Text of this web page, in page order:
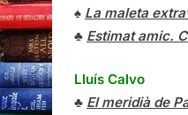
♠ La maleta
♣ Estimat amic.
Lluís Calvo
♣ El meridià de